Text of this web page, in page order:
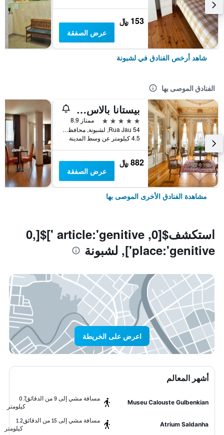
153 ﷼
عرض الصفقة
شاهد أرخص الفنادق في لشبونة
الفنادق الموصى بها
بيستانا بالاس ليسبوا هوتل آند ناشونال مونومنت - ذا ليدينج هوتلز أوف ذا وورلد
5 نجوم
ممتاز 8.9
Rua Jau 54, لشبونة, محافظة لشبونة, البرتغال
4.5 كيلومتر عن وسط المدينة
882 ﷼
عرض الصفقة
مشاهدة الفنادق الأخرى الموصى بها
استكشف$[0, article:'genitive ']$[0,
place:'genitive'], لشبونة
اعرض على الخريطة
أشهر المعالم
Museu Calouste Gulbenkian
مسافة مشي إلى 9 من الدقائق
0.7
كيلومتر
Atrium Saldanha
مسافة مشي إلى 15 من الدقائق
1.2
كيلومتر